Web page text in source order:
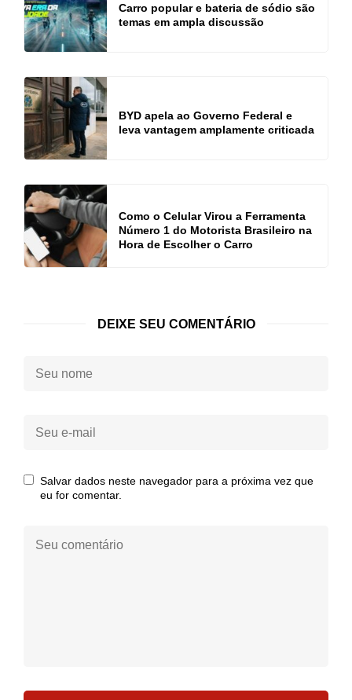
Carro popular e bateria de sódio são
temas em ampla discussão
BYD apela ao Governo Federal e
leva vantagem amplamente criticada
Como o Celular Virou a Ferramenta
Número 1 do Motorista Brasileiro na
Hora de Escolher o Carro
DEIXE SEU COMENTÁRIO
Seu
nome:
Seu
Salvar dados neste navegador para a próxima vez que
eu for comentar.
comentário: